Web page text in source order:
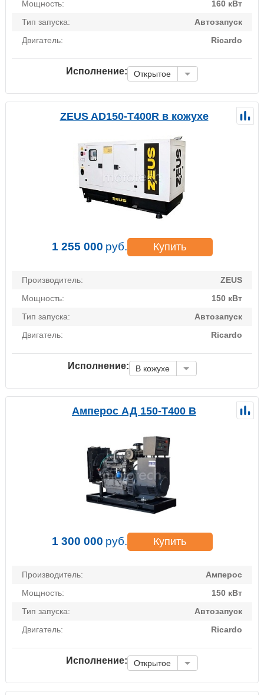
Мощность:
160 кВт
Тип запуска:
Автозапуск
Двигатель:
Ricardo
Исполнение: Открытое
ZEUS AD150-T400R в кожухе
1 255 000 руб. Купить
Производитель:
ZEUS
Мощность:
150 кВт
Тип запуска:
Автозапуск
Двигатель:
Ricardo
Исполнение: В кожухе
Амперос АД 150-Т400 B
1 300 000 руб. Купить
Производитель:
Амперос
Мощность:
150 кВт
Тип запуска:
Автозапуск
Двигатель:
Ricardo
Исполнение: Открытое